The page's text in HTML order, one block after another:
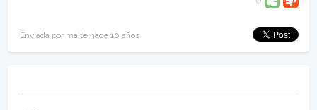
Enviada por maite hace 10 años